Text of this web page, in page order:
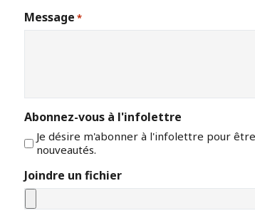
Message *
Abonnez-vous à l'infolettre
Je désire m'abonner à l'infolettre pour
nouveautés.
Joindre un fichier